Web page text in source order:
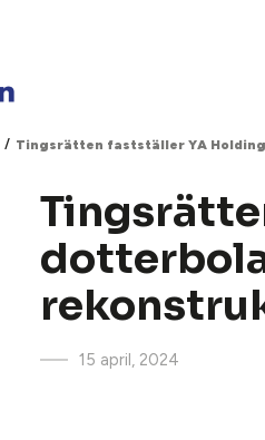
/ Tingsrätten fastställer YA
15 april, 2024